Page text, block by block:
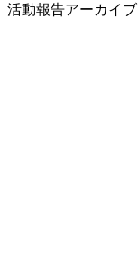
活動報告アーカイブ